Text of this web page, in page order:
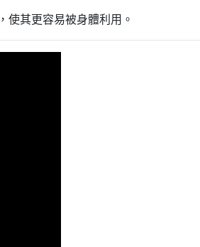
使其更容易被身體利用。